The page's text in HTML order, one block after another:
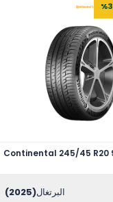
Continental 245/45 R20
البرتغال(2025)